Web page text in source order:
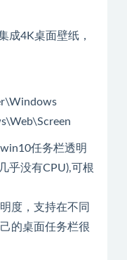
成4K桌面壁纸，
任务栏透明
乎没有CPU),可根
度，支持在不同
的桌面任务栏很